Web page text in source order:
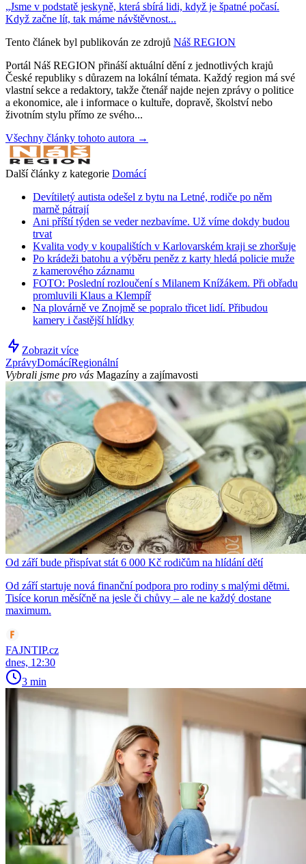
„Jsme v podstatě jeskyně, která sbírá lidi, když je špatné počasí.
Když začne lít, tak máme návštěvnost...
Tento článek byl publikován ze zdrojů Náš REGION
Portál Náš REGION přináší aktuální dění z jednotlivých krajů
České republiky s důrazem na lokální témata. Každý region má své
vlastní sekce a redaktory, takže čtenář najde nejen zprávy o politice
a ekonomice, ale i informace o kultuře, dopravě, školství nebo
životním stylu přímo ze svého...
Všechny články tohoto autora →
Další články z kategorie Domácí
Devítiletý autista odešel z bytu na Letné, rodiče po něm
marně pátrají
Ani příští týden se veder nezbavíme. Už víme dokdy budou
trvat
Kvalita vody v koupalištích v Karlovarském kraji se zhoršuje
Po krádeži batohu a výběru peněz z karty hledá policie muže
z kamerového záznamu
FOTO: Poslední rozloučení s Milanem Knížákem. Při obřadu
promluvili Klaus a Klempíř
Na plovárně ve Znojmě se popralo třicet lidí. Přibudou
kamery i častější hlídky
Zobrazit více
ZprávyDomácíRegionální
Vybrali jsme pro vás Magazíny a zajímavosti
Od září bude přispívat stát 6 000 Kč rodičům na hlídání dětí
Od září startuje nová finanční podpora pro rodiny s malými dětmi.
Tisíce korun měsíčně na jesle či chůvy – ale ne každý dostane
maximum.
FAJNTIP.cz
dnes, 12:30
3 min